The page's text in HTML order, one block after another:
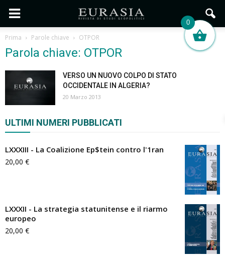
Prima Parole chiave OTPOR
Parola chiave: OTPOR
VERSO UN NUOVO COLPO DI STATO
OCCIDENTALE IN ALGERIA?
20 Marzo 2013
ULTIMI NUMERI PUBBLICATI
LXXXIII - La Coalizione Ep$tein contro l'1ran
20,00 €
LXXXII - La strategia statunitense e il riarmo
europeo
20,00 €
0